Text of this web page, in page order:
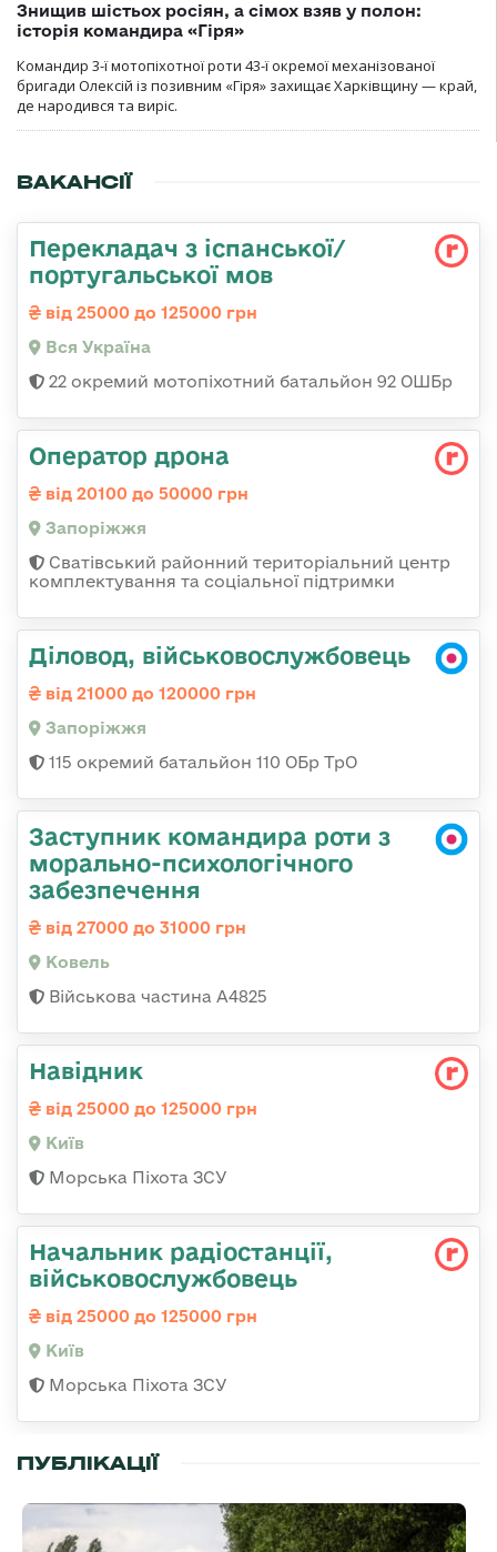
Знищив шістьох росіян, а сімох взяв у полон:
історія командира «Гіря»
Командир 3-ї мотопіхотної роти 43-ї окремої механізованої
бригади Олексій із позивним «Гіря» захищає Харківщину — край,
де народився та виріс.
ВАКАНСІЇ
Перекладач з іспанської/
португальської мов
від 25000 до 125000 грн
Вся Україна
22 окремий мотопіхотний батальйон 92 ОШБр
Оператор дрона
від 20100 до 50000 грн
Запоріжжя
Сватівський районний територіальний центр
комплектування та соціальної підтримки
Діловод, військовослужбовець
від 21000 до 120000 грн
Запоріжжя
115 окремий батальйон 110 ОБр ТрО
Заступник командира роти з
морально-психологічного
забезпечення
від 27000 до 31000 грн
Ковель
Військова частина А4825
Навідник
від 25000 до 125000 грн
Київ
Морська Піхота ЗСУ
Начальник радіостанції,
військовослужбовець
від 25000 до 125000 грн
Київ
Морська Піхота ЗСУ
ПУБЛІКАЦІЇ